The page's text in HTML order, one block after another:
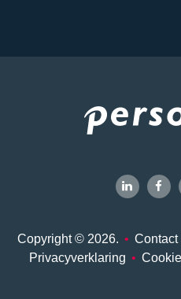
Copyright © 2026. • Contact
Privacyverklaring •